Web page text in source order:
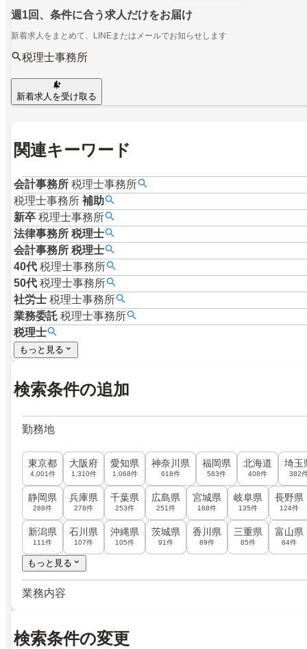
週1回、条件に合う求人だけをお届け
新着求人をまとめて、LINEまたはメールでお知らせします
税理士事務所
新着求人を受け取る
関連キーワード
会計事務所 税理士事務所
税理士事務所 補助
新卒 税理士事務所
法律事務所 税理士
会計事務所 税理士
40代 税理士事務所
50代 税理士事務所
社労士 税理士事務所
業務委託 税理士事務所
税理士
もっと見る
検索条件の追加
勤務地
東京都
4,001件
大阪府
1,310件
愛知県
1,068件
神奈川県
618件
福岡県
583件
北海道
408件
埼玉
382
静岡県
288件
兵庫県
278件
千葉県
253件
広島県
251件
宮城県
168件
岐阜県
135件
長野県
124件
新潟県
111件
石川県
107件
沖縄県
105件
茨城県
91件
香川県
89件
三重県
85件
富山県
84件
もっと見る
業務内容
検索条件の変更